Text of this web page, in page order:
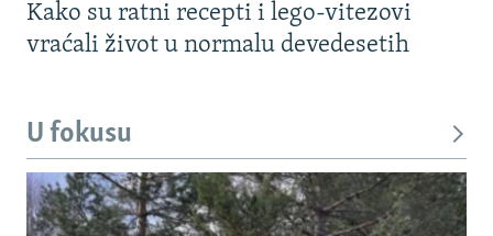
Kako su ratni recepti i lego-vitezovi
vraćali život u normalu devedesetih
U fokusu